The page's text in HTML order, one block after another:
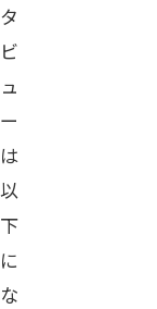
タ
ビ
ュ
ー
は
以
下
に
な